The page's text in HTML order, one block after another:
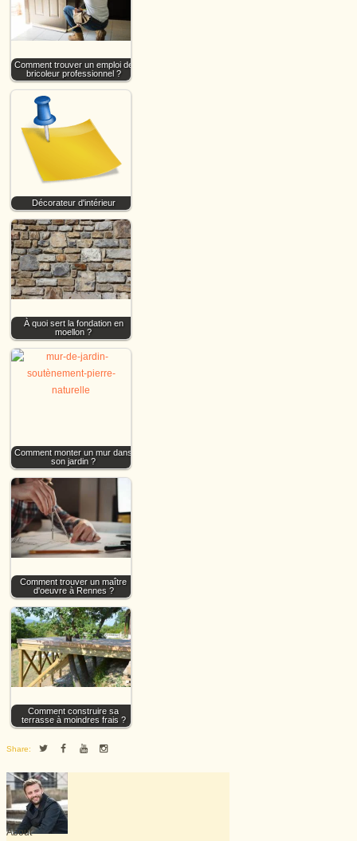
Comment trouver un emploi de
bricoleur professionnel ?
Décorateur d'intérieur
À quoi sert la fondation en
moellon ?
Comment monter un mur dans
son jardin ?
Comment trouver un maître
d'oeuvre à Rennes ?
Comment construire sa
terrasse à moindres frais ?
Share:
About